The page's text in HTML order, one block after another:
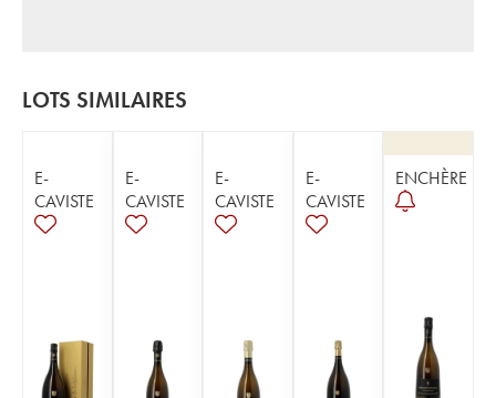
LOTS SIMILAIRES
E-
CAVISTE
E-
CAVISTE
E-
CAVISTE
E-
CAVISTE
ENCHÈRE